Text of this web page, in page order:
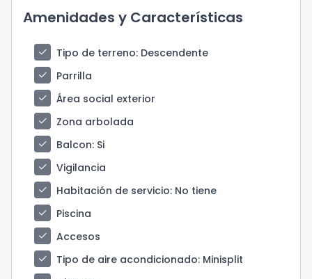
Amenidades y Características
check Tipo de terreno: Descendente
check
Parrilla
check
Área social exterior
check
Zona arbolada
check
Balcon: Si
check
Vigilancia
check
Habitación de servicio: No tiene
check
Piscina
check
Accesos
check
Tipo de aire acondicionado: Minisplit